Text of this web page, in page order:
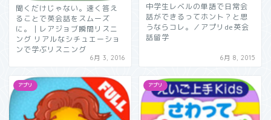
聞くだけじゃない。速く答え
ることで英会話をスムーズ
に。｜レアジョブ瞬間リスニ
ング リアルなシチュエーショ
ンで学ぶリスニング
6月 3, 2016
中学生レベルの単語で日常会
話ができるってホント？と思
うならコレ。／アプリde英会
話留学
6月 8, 2015
アプリ アプリ